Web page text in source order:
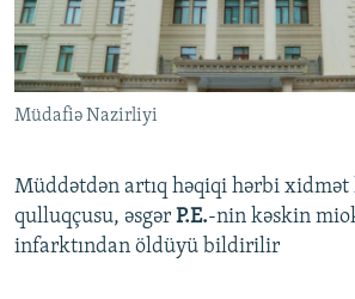
Müdafiə Nazirliyi
Müddətdən artıq həqiqi hərbi xidmət
qulluqçusu, əsgər P.E.-nin kəskin
infarktından öldüyü bildirilir